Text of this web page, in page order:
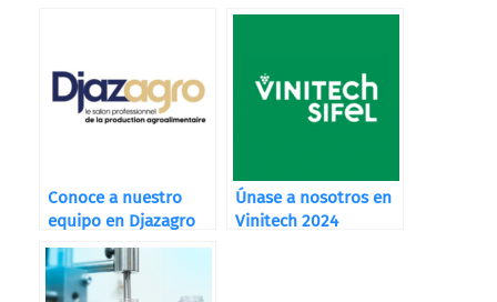
Conoce a nuestro
equipo en Djazagro
Únase a nosotros en
Vinitech 2024